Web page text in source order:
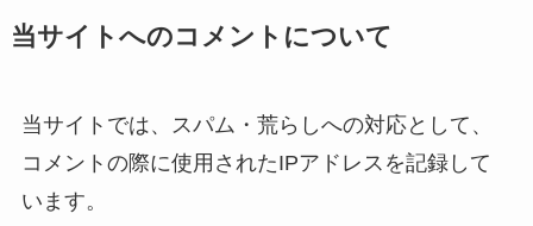
当サイトへのコメントについて
当サイトでは、スパム・荒らしへの対応として、
コメントの際に使用されたIPアドレスを記録して
います。